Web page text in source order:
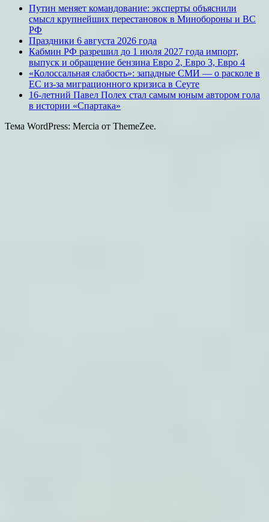
Путин меняет командование: эксперты объяснили
смысл крупнейших перестановок в Минобороны и ВС
РФ
Праздники 6 августа 2026 года
Кабмин РФ разрешил до 1 июля 2027 года импорт,
выпуск и обращение бензина Евро 2, Евро 3, Евро 4
«Колоссальная слабость»: западные СМИ — о расколе в
ЕС из-за миграционного кризиса в Сеуте
16-летний Павел Полех стал самым юным автором гола
в истории «Спартака»
Тема WordPress: Mercia от ThemeZee.